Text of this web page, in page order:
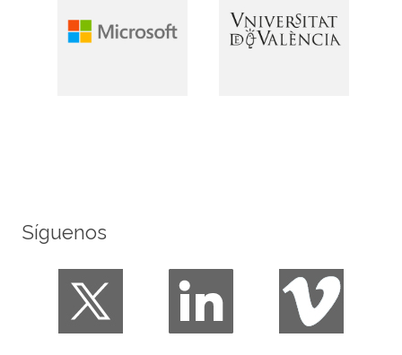
Síguenos